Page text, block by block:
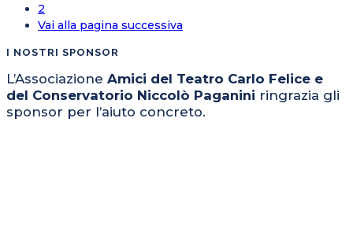
2
Vai alla pagina successiva
I NOSTRI SPONSOR
L’Associazione Amici del Teatro Carlo Felice e
del Conservatorio Niccolò Paganini ringrazia gli
sponsor per l’aiuto concreto.